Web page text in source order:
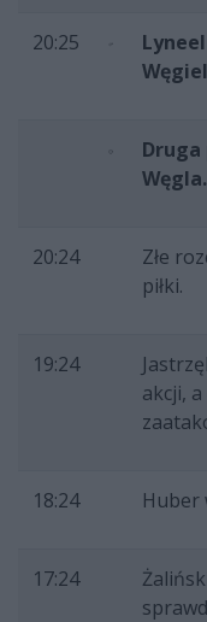
20:25
Węgla.
20:24
Złe
piłki.
19:24
akcji,
18:24 Huber
17:24